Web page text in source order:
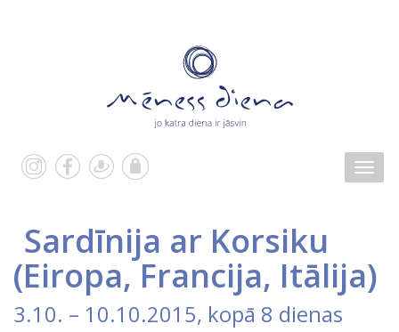
Sardīnija ar Korsiku
(Eiropa,Francija, Itālija)
3.10. – 10.10.2015, kopā 8 dienas